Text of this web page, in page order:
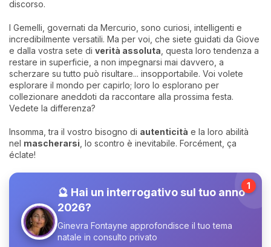
discorso.
I Gemelli, governati da Mercurio, sono curiosi, intelligenti e
incredibilmente versatili. Ma per voi, che siete guidati da Giove
e dalla vostra sete di verità assoluta , questa loro tendenza a
restare in superficie, a non impegnarsi mai davvero, a
scherzare su tutto può risultare... insopportabile. Voi volete
esplorare il mondo per capirlo; loro lo esplorano per
collezionare aneddoti da raccontare alla prossima festa.
Vedete la differenza?
Insomma, tra il vostro bisogno di autenticità e la loro abilità
nel mascherarsi , lo scontro è inevitabile. Forcément, ça
éclate!
🔮 Hai un interrogativo sul tuo anno
2026?
Ginevra Fontayne approfondisce il tuo tema
natale in consulto privato
1